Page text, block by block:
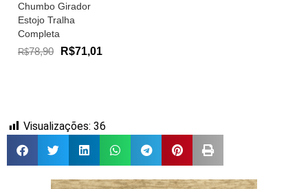
Chumbo Girador
Estojo Tralha
Completa
R$78,90 R$71,01
Visualizações: 36